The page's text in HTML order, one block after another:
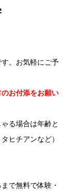
。お気軽にご予
お付添をお願い
る場合は年齢と
ヒチアンなど）
で無料で体験・